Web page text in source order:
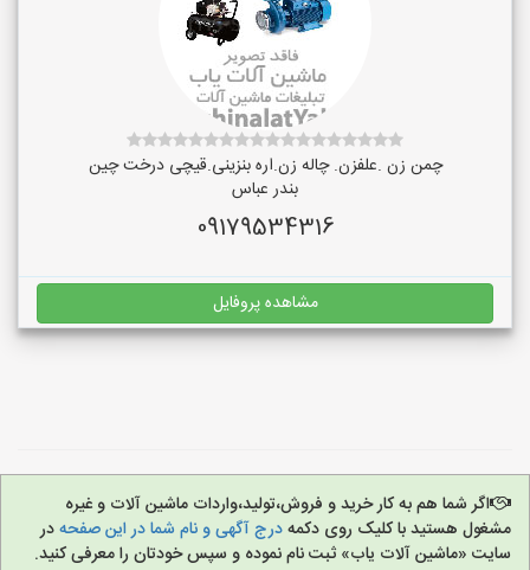
چمن زن .علفزن. چاله زن.اره بنزینی.قیچی درخت چین
بندر عباس
09179534316
مشاهده پروفایل
اگر شما هم به کار خرید و فروش،تولید،واردات ماشین آلات و غیره
مشغول هستید با کلیک روی دکمهدرج آگهی و نام شما در این صفحهدر
سایت «ماشین آلات یاب» ثبت نام نموده و سپس خودتان را معرفی کنید.